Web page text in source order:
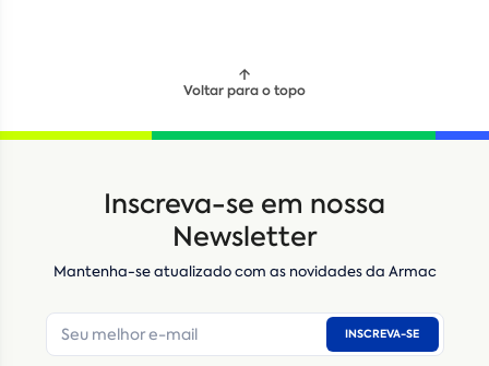
Voltar para o topo
Inscreva-se em nossa
Newsletter
Mantenha-se atualizado com as novidades da Armac
INSCREVA-SE
Locação Compra de seminovos
E-mail*
Número de telefone